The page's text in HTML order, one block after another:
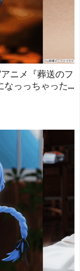
ニメ『葬送のフ
なっっちゃった